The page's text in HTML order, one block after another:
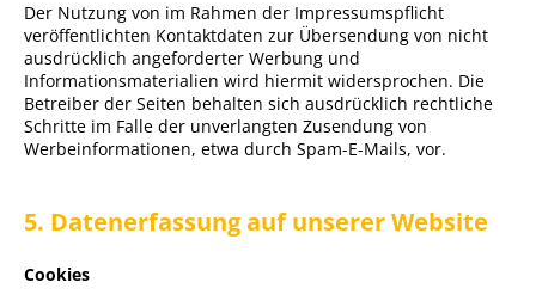
Der Nutzung von im Rahmen der Impressumspflicht
veröffentlichten Kontaktdaten zur Übersendung von nicht
ausdrücklich angeforderter Werbung und
Informationsmaterialien wird hiermit widersprochen. Die
Betreiber der Seiten behalten sich ausdrücklich rechtliche
Schritte im Falle der unverlangten Zusendung von
Werbeinformationen, etwa durch Spam-E-Mails, vor.
5. Datenerfassung auf unserer Website
Cookies